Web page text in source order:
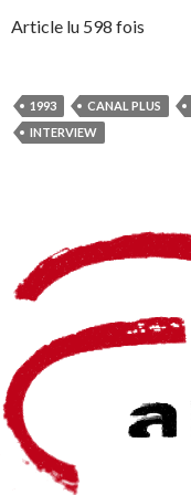
Article lu 598 fois
1993 CANAL PLUS
INTERVIEW